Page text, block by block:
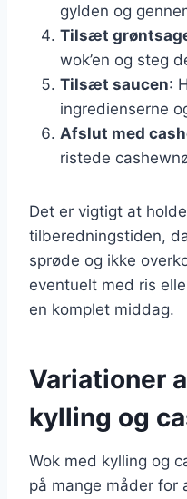
gylden og
Tilsæt
wok’en og steg
Tilsæt saucen:
ingredienserne
Afslut med
ristede
Det er vigtigt at
tilberedningstiden,
sprøde og ikke
eventuelt med ris
en komplet middag.
Variationer
kylling og
Wok med kylling og
på mange måder for